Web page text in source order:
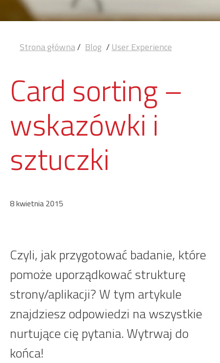
Strona główna/ Blog /User Experience
Card sorting –
wskazówki i
sztuczki
8 kwietnia 2015
Czyli, jak przygotować badanie, które
pomoże uporządkować strukturę
strony/aplikacji? W tym artykule
znajdziesz odpowiedzi na wszystkie
nurtujące cię pytania. Wytrwaj do
końca!